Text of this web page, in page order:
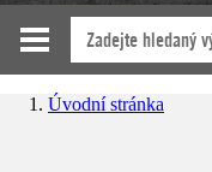
Úvodní stránka